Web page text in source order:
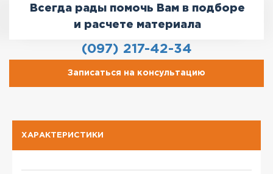
Всегда рады помочь Вам в подборе
и расчете материала
(097) 217-42-34
Записаться на консультацию
ХАРАКТЕРИСТИКИ